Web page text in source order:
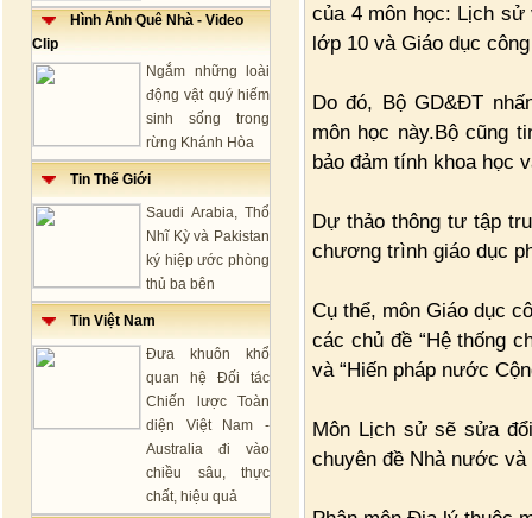
Hình Ảnh Quê Nhà - Video
Clip
Ngắm những loài
động vật quý hiếm
sinh sống trong
rừng Khánh Hòa
Tin Thế Giới
Saudi Arabia, Thổ
Nhĩ Kỳ và Pakistan
ký hiệp ước phòng
thủ ba bên
Tin Việt Nam
Đưa khuôn khổ
quan hệ Đối tác
Chiến lược Toàn
diện Việt Nam -
Australia đi vào
chiều sâu, thực
chất, hiệu quả
của 4 môn học: Lịch
lớp 10 và Giáo dục
Do đó, Bộ GD&ĐT
môn học này.Bộ cũng
bảo đảm tính khoa học
Dự thảo thông tư tập
chương trình giáo dục
Cụ thể, môn Giáo dục
các chủ đề “Hệ thống
và “Hiến pháp nước
Môn Lịch sử sẽ sửa
chuyên đề Nhà nước